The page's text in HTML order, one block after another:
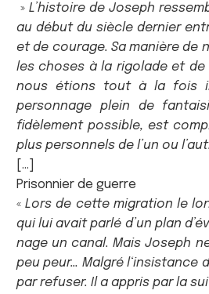
» L’histoire de Joseph
au début du siècle dernier
et de courage. Sa manière de
les choses à la rigolade et
nous étions tout à la fois
personnage plein de
fidèlement possible, est
plus personnels de l’un ou
[…]
Prisonnier de guerre
«Lors de cette migration le
qui lui avait parlé d’un plan
nage un canal. Mais Joseph
peu peur… Malgré l‘insistance
par refuser. Il a appris par la